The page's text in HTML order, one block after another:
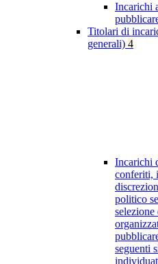
Incarichi
Titolari di
generali) 4
Incarichi
conferiti,
politico
seguenti